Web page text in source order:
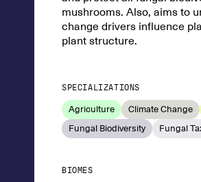
mushrooms. Also, aims to
change drivers influence
plant structure.
SPECIALIZATIONS
Agriculture Climate Change
Fungal Biodiversity
Fungal
BIOMES